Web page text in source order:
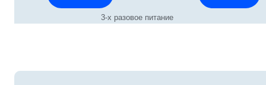
3-х разовое питание